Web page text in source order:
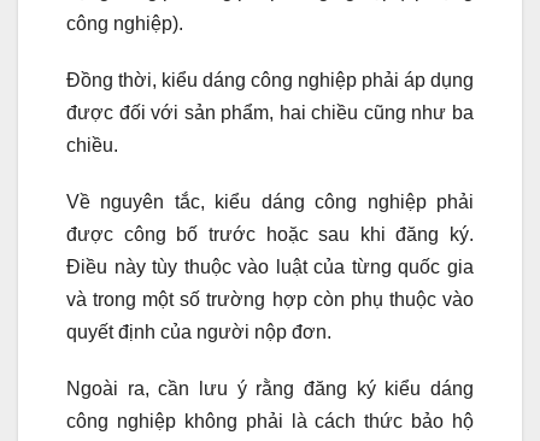
công nghiệp).
Đồng thời, kiểu dáng công nghiệp phải áp dụng
được đối với sản phẩm, hai chiều cũng như ba
chiều.
Về nguyên tắc, kiểu dáng công nghiệp phải
được công bố trước hoặc sau khi đăng ký.
Điều này tùy thuộc vào luật của từng quốc gia
và trong một số trường hợp còn phụ thuộc vào
quyết định của người nộp đơn.
Ngoài ra, cần lưu ý rằng đăng ký kiểu dáng
công nghiệp không phải là cách thức bảo hộ